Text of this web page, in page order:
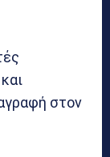
στον